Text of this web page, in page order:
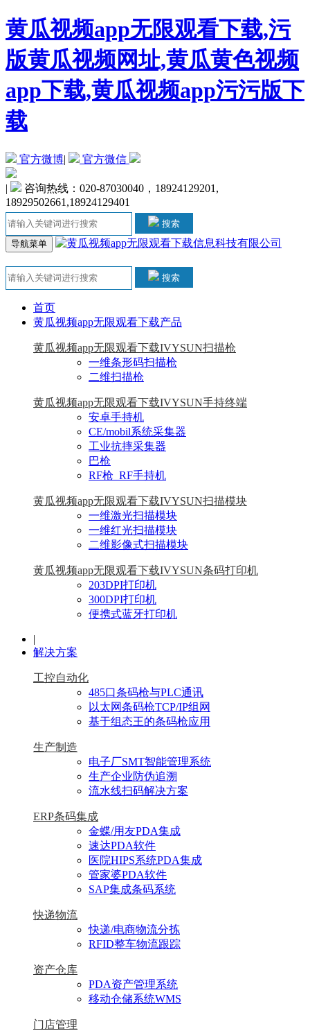
黄瓜视频app无限观看下载,污
版黄瓜视频网址,黄瓜黄色视频
app下载,黄瓜视频app污污版下
载
官方微博| 官方微信
|
咨询热线：020-87030040，18924129201,
18929502661,18924129401
搜索
导航菜单
搜索
首页
黄瓜视频app无限观看下载产品
黄瓜视频app无限观看下载IVYSUN扫描枪
一维条形码扫描枪
二维扫描枪
黄瓜视频app无限观看下载IVYSUN手持终端
安卓手持机
CE/mobil系统采集器
工业抗摔采集器
巴枪
RF枪_RF手持机
黄瓜视频app无限观看下载IVYSUN扫描模块
一维激光扫描模块
一维红光扫描模块
二维影像式扫描模块
黄瓜视频app无限观看下载IVYSUN条码打印机
203DPI打印机
300DPI打印机
便携式蓝牙打印机
|
解决方案
工控自动化
485口条码枪与PLC通讯
以太网条码枪TCP/IP组网
基于组态王的条码枪应用
生产制造
电子厂SMT智能管理系统
生产企业防伪追溯
流水线扫码解决方案
ERP条码集成
金蝶/用友PDA集成
速达PDA软件
医院HIPS系统PDA集成
管家婆PDA软件
SAP集成条码系统
快递物流
快递/电商物流分拣
RFID整车物流跟踪
资产仓库
PDA资产管理系统
移动仓储系统WMS
门店管理